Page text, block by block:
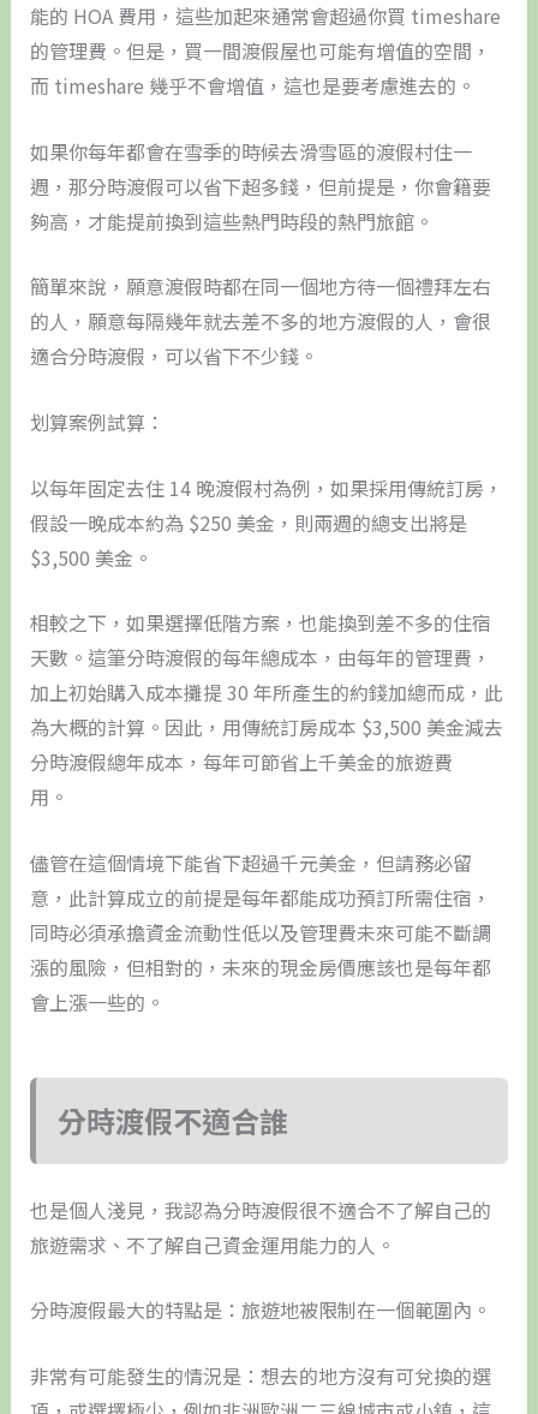
能的 HOA 費用，這些加起來通常會超過你買 timeshare
的管理費。但是，買一間渡假屋也可能有增值的空間，
而 timeshare 幾乎不會增值，這也是要考慮進去的。
如果你每年都會在雪季的時候去滑雪區的渡假村住一
週，那分時渡假可以省下超多錢，但前提是，你會籍要
夠高，才能提前換到這些熱門時段的熱門旅館。
簡單來說，願意渡假時都在同一個地方待一個禮拜左右
的人，願意每隔幾年就去差不多的地方渡假的人，會很
適合分時渡假，可以省下不少錢。
划算案例試算：
以每年固定去住 14 晚渡假村為例，如果採用傳統訂房，
假設一晚成本約為 $250 美金，則兩週的總支出將是
$3,500 美金。
相較之下，如果選擇低階方案，也能換到差不多的住宿
天數。這筆分時渡假的每年總成本，由每年的管理費，
加上初始購入成本攤提 30 年所產生的約錢加總而成，此
為大概的計算。因此，用傳統訂房成本 $3,500 美金減去
分時渡假總年成本，每年可節省上千美金的旅遊費
用。
儘管在這個情境下能省下超過千元美金，但請務必留
意，此計算成立的前提是每年都能成功預訂所需住宿，
同時必須承擔資金流動性低以及管理費未來可能不斷調
漲的風險，但相對的，未來的現金房價應該也是每年都
會上漲一些的。
分時渡假不適合誰
也是個人淺見，我認為分時渡假很不適合不了解自己的
旅遊需求、不了解自己資金運用能力的人。
分時渡假最大的特點是：旅遊地被限制在一個範圍內。
非常有可能發生的情況是：想去的地方沒有可兌換的選